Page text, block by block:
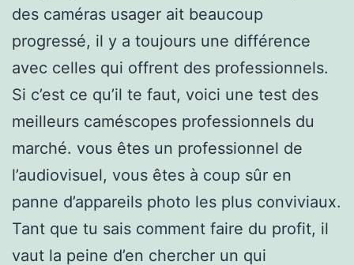
des caméras usager ait beaucoup
progressé, il y a toujours une différence
avec celles qui offrent des professionnels.
Si c’est ce qu’il te faut, voici une test des
meilleurs caméscopes professionnels du
marché. vous êtes un professionnel de
l’audiovisuel, vous êtes à coup sûr en
panne d’appareils photo les plus conviviaux.
Tant que tu sais comment faire du profit, il
vaut la peine d’en chercher un qui